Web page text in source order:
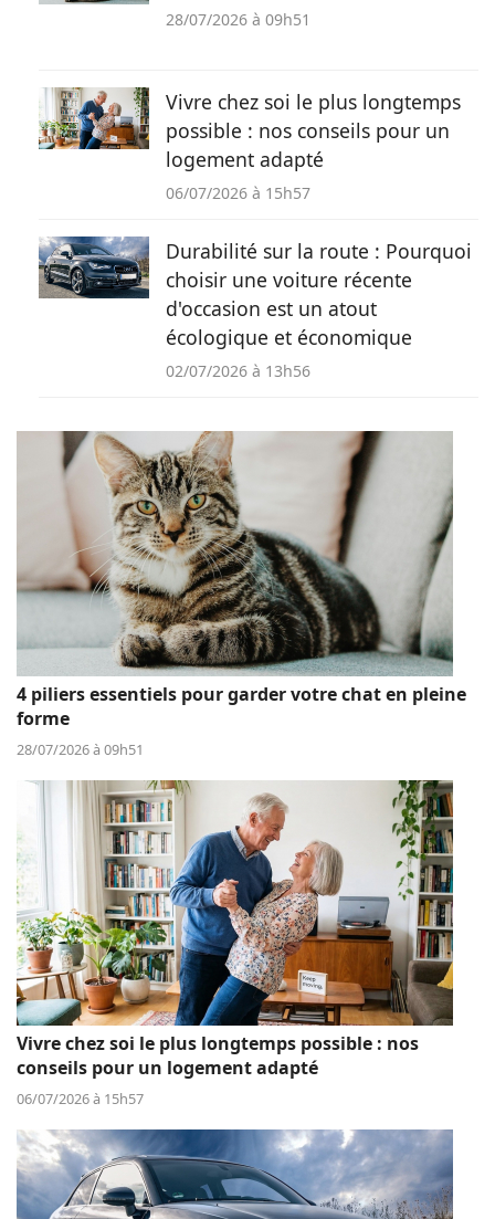
28/07/2026 à 09h51
Vivre chez soi le plus longtemps
possible : nos conseils pour un
logement adapté
06/07/2026 à 15h57
Durabilité sur la route : Pourquoi
choisir une voiture récente
d'occasion est un atout
écologique et économique
02/07/2026 à 13h56
4 piliers essentiels pour garder votre chat en pleine
forme
28/07/2026 à 09h51
Vivre chez soi le plus longtemps possible : nos
conseils pour un logement adapté
06/07/2026 à 15h57